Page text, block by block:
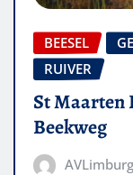
BEESEL
RUIVER
St Maarten
Beekweg
AVLimburg